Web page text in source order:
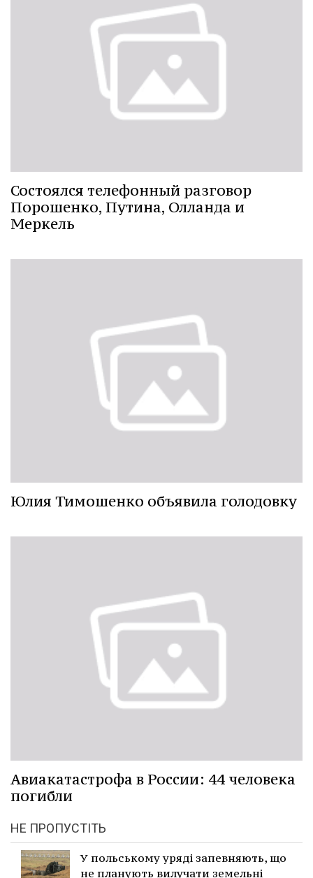
Состоялся телефонный разговор
Порошенко, Путина, Олланда и
Меркель
Юлия Тимошенко объявила голодовку
Авиакатастрофа в России: 44 человека
погибли
НЕ ПРОПУСТІТЬ
У польському уряді запевняють, що
не планують вилучати земельні